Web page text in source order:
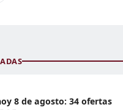
8 de agosto: 34 ofertas